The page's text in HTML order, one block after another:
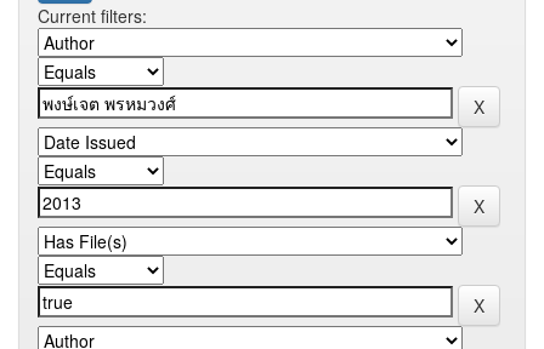
Current filters: